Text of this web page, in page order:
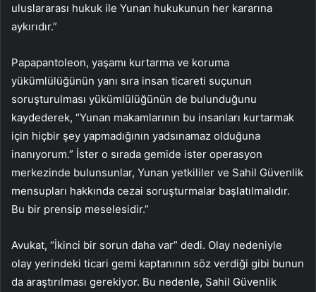
uluslararası hukuk ile Yunan hukukunun her kararına
aykırıdır.”
Papapantoleon, yaşamı kurtarma ve koruma
yükümlülüğünün yanı sıra insan ticareti suçunun
soruşturulması yükümlülüğünün de bulunduğunu
kaydederek, “Yunan makamlarının bu insanları kurtarmak
için hiçbir şey yapmadığının yadsınamaz olduğuna
inanıyorum.” İster o sırada gemide ister operasyon
merkezinde bulunsunlar, Yunan yetkililer ve Sahil Güvenlik
mensupları hakkında cezai soruşturmalar başlatılmalıdır.
Bu bir prensip meselesidir.”
Avukat, “İkinci bir sorun daha var” dedi. Olay nedeniyle
olay yerindeki ticari gemi kaptanının söz verdiği gibi bunun
da araştırılması gerekiyor. Bu nedenle, Sahil Güvenlik